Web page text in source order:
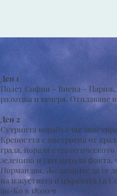
Ден 1
Полет София – Виена – Париж.
разходка и вечеря. Отплаване
Ден 2
Сутринта корабът ще
Крепостта е построена от
града, поради
зеленина и уют поради факта,
Нормандия. Желаещите да се
на изкуствата и църквата La
ан-Ко в 18:00 ч